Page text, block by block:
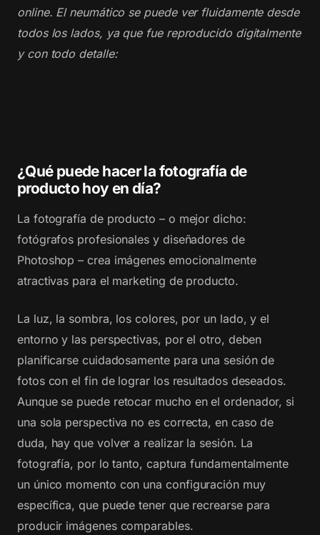
online. El neumático se puede ver fluidamente desde
todos los lados, ya que fue reproducido digitalmente
y con todo detalle:
¿Qué puede hacer la fotografía de
producto hoy en día?
La fotografía de producto – o mejor dicho:
fotógrafos profesionales y diseñadores de
Photoshop – crea imágenes emocionalmente
atractivas para el marketing de producto.
La luz, la sombra, los colores, por un lado, y el
entorno y las perspectivas, por el otro, deben
planificarse cuidadosamente para una sesión de
fotos con el fin de lograr los resultados deseados.
Aunque se puede retocar mucho en el ordenador, si
una sola perspectiva no es correcta, en caso de
duda, hay que volver a realizar la sesión. La
fotografía, por lo tanto, captura fundamentalmente
un único momento con una configuración muy
específica, que puede tener que recrearse para
producir imágenes comparables.